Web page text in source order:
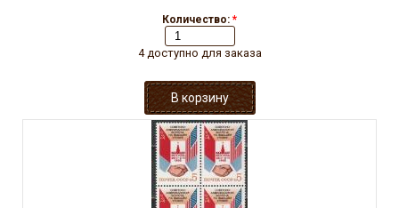
Количество: *
4 доступно для заказа